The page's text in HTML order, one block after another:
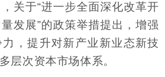
关于“进一步全面深化改革开
发展”的政策举措提出，增强
，提升对新产业新业态新技
层次资本市场体系。